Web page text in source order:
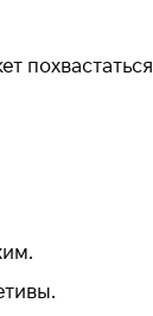
похвастаться